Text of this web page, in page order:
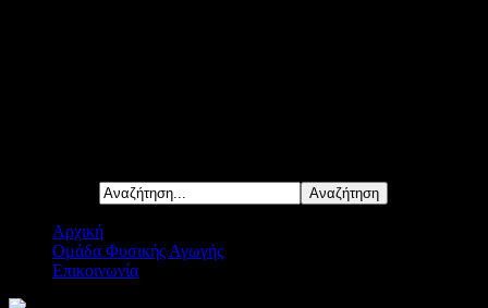
Αρχική
Ομάδα Φυσικής Αγωγής
Επικοινωνία